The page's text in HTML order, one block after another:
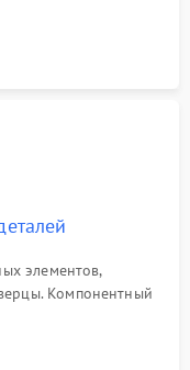
температуры,
конвекции.
элементов,
Компонентный
и замена